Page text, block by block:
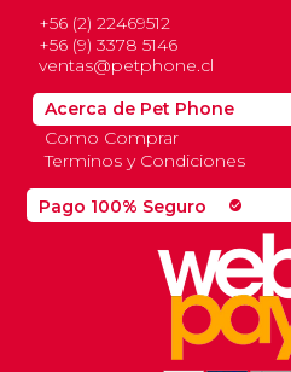
Pago 100% Seguro check_circle
+56 (2) 22469512
+56 (9) 3378 5146
ventas@petphone.cl
Acerca de Pet Phone
Como Comprar
Terminos y Condiciones